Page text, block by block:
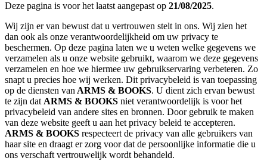
Deze pagina is voor het laatst aangepast op 21/08/2025.
Wij zijn er van bewust dat u vertrouwen stelt in ons. Wij zien het
dan ook als onze verantwoordelijkheid om uw privacy te
beschermen. Op deze pagina laten we u weten welke gegevens we
verzamelen als u onze website gebruikt, waarom we deze gegevens
verzamelen en hoe we hiermee uw gebruikservaring verbeteren. Zo
snapt u precies hoe wij werken. Dit privacybeleid is van toepassing
op de diensten van ARMS & BOOKS. U dient zich ervan bewust
te zijn dat ARMS & BOOKS niet verantwoordelijk is voor het
privacybeleid van andere sites en bronnen. Door gebruik te maken
van deze website geeft u aan het privacy beleid te accepteren.
ARMS & BOOKS respecteert de privacy van alle gebruikers van
haar site en draagt er zorg voor dat de persoonlijke informatie die u
ons verschaft vertrouwelijk wordt behandeld.